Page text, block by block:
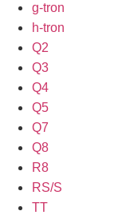
g-tron
h-tron
Q2
Q3
Q4
Q5
Q7
Q8
R8
RS/S
TT